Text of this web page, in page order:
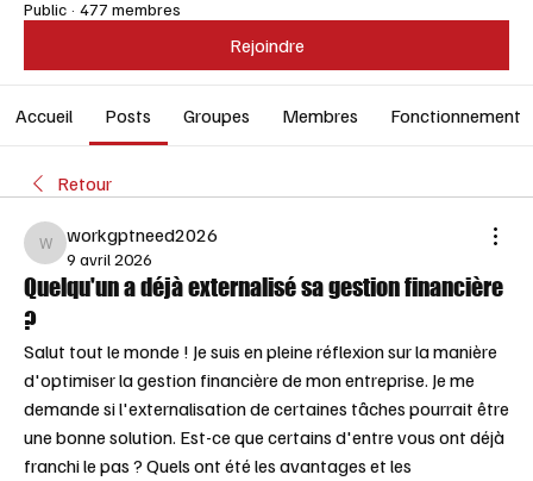
Public · 477 membres
Rejoindre
Accueil Posts Groupes Membres Fonctionnement
Retour
workgptneed2026
workgptneed2026
9 avril 2026
Quelqu'un a déjà externalisé sa gestion financière
?
Salut tout le monde ! Je suis en pleine réflexion sur la manière
d'optimiser la gestion financière de mon entreprise. Je me
demande si l'externalisation de certaines tâches pourrait être
une bonne solution. Est-ce que certains d'entre vous ont déjà
franchi le pas ? Quels ont été les avantages et les